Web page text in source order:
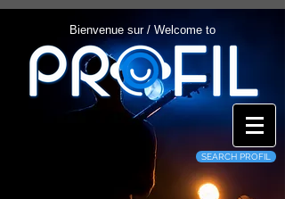
Bienvenue sur / Welcome to
SEARCH PROFIL